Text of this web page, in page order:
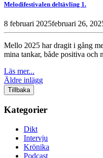
Melodifestivalen deltävling 1.
8 februari 2025februari 26,
Mello 2025 har dragit i gång
mina tankar, både positiva och
Läs mer...
Inläggsnavigering
Äldre inlägg
Tillbaka
Kategorier
Dikt
Intervju
Krönika
Podcast